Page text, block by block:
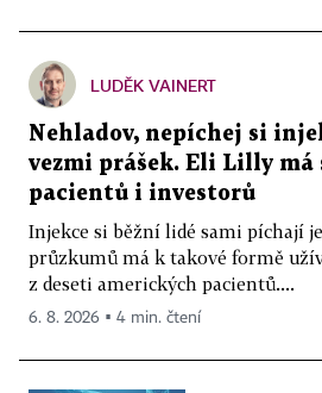
LUDĚK VAINERT
Nehladov, nepíchej si
vezmi prášek. Eli Lilly má
pacientů i investorů
Injekce si běžní lidé sami píchají
průzkumů má k takové formě
z deseti amerických pacientů....
6. 8. 2026 ▪ 4 min. čtení